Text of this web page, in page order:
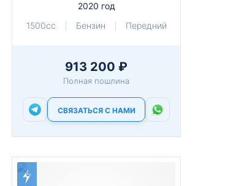
2020 год
1500cc
Бензин Передний
913 200 ₽
Полная пошлина
СВЯЗАТЬСЯ С НАМИ